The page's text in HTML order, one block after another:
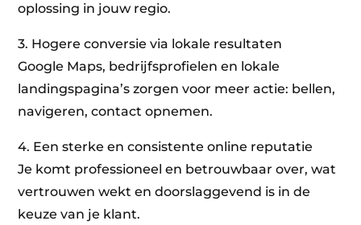
oplossing in jouw regio.
3. Hogere conversie via lokale resultaten
Google Maps, bedrijfsprofielen en lokale
landingspagina’s zorgen voor meer actie: bellen,
navigeren, contact opnemen.
4. Een sterke en consistente online reputatie
Je komt professioneel en betrouwbaar over, wat
vertrouwen wekt en doorslaggevend is in de
keuze van je klant.